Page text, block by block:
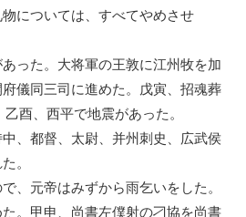
については、すべてやめさせ
った。大将軍の王敦に江州牧を加
儀同三司に進めた。戊寅、招魂葬
乙酉、西平で地震があった。
、都督、太尉、并州刺史、広武侯
。
、元帝はみずから雨乞いをした。
。甲申、尚書左僕射の刁協を尚書